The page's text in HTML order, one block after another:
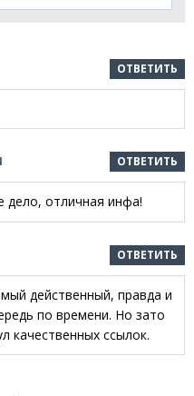
ОТВЕТИТЬ
ОТВЕТИТЬ
дело, отличная инфа!
ОТВЕТИТЬ
действенный, правда и
по времени. Но зато
качественных ссылок.